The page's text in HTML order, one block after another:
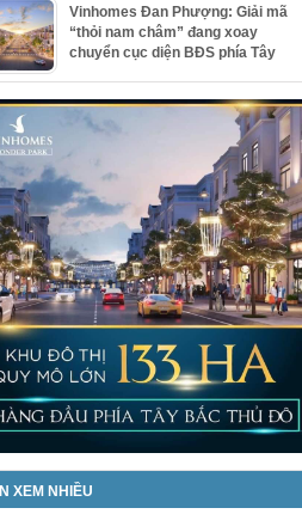
Vinhomes Đan Phượng: Giải mã
“thỏi nam châm” đang xoay
chuyển cục diện BĐS phía Tây
XEM NHIỀU